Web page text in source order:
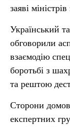
заяві
Український
обговорили
взаємодію
боротьбі з
та рештою
Сторони
експертних